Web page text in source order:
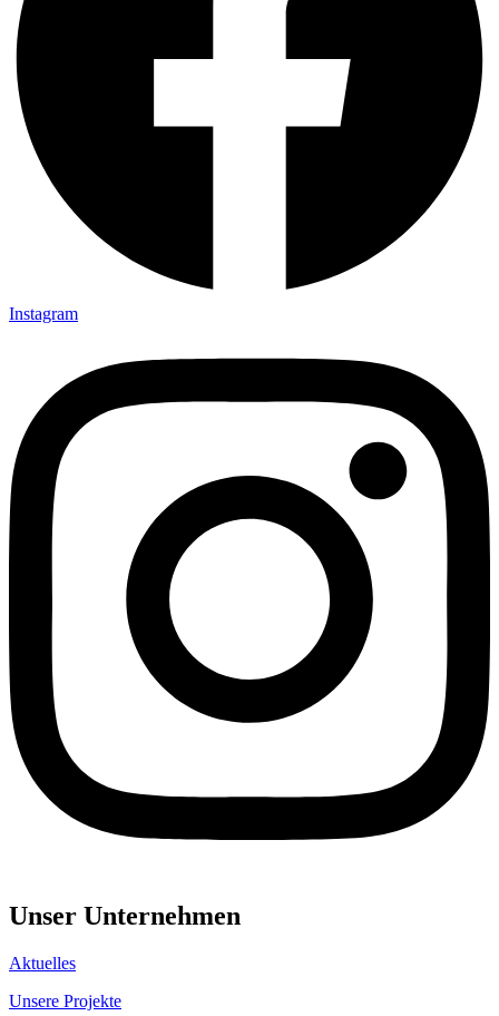
Instagram
Unser Unternehmen
Aktuelles
Unsere Projekte